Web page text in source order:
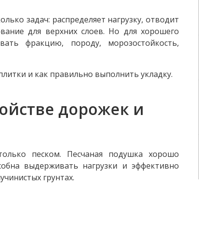
задач: распределяет нагрузку, отводит
для верхних слоев. Но для хорошего
фракцию, породу, морозостойкость,
и как правильно выполнить укладку.
дорожек и
песком. Песчаная подушка хорошо
выдерживать нагрузки и эффективно
грунтах.